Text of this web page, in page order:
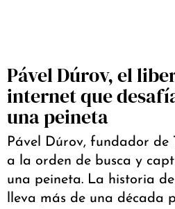
Pável Dúrov, el
internet que
una peineta
Pável Dúrov, fundador de
a la orden de busca y
una peineta. La historia
lleva más de una década